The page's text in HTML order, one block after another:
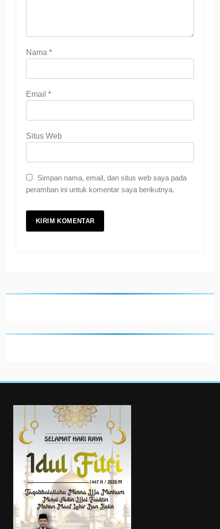
Nama *
Email *
Situs Web
Simpan nama, email, dan situs web saya pada
peramban ini untuk komentar saya berikutnya.